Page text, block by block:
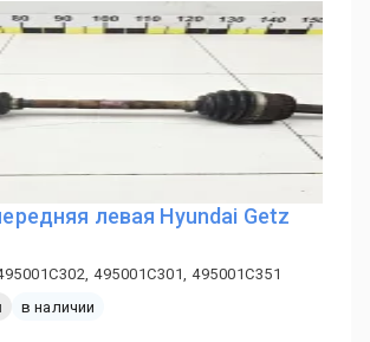
левая Hyundai Getz
495001C301, 495001C351
в наличии